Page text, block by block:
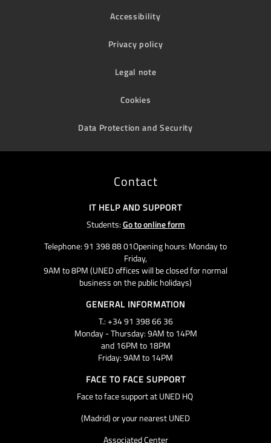
Accessibility
Privacy policy
Legal note
Cookies
Data Protection and Security
Contact
IT HELP AND SUPPORT
Students:Go to online form
Telephone: 91 398 88 01Opening hours: Monday to
Friday,
9AM to 8PM (UNED offices will be closed for normal
business on the public holidays)
GENERAL INFORMATION
T.: +34 91 398 66 36
Monday - Thursday: 9AM to 14PM
and 16PM to 18PM
Friday: 9AM to 14PM
FACE TO FACE SUPPORT
Face to face support at UNED HQ
(Madrid) or your nearest UNED
Associated Center